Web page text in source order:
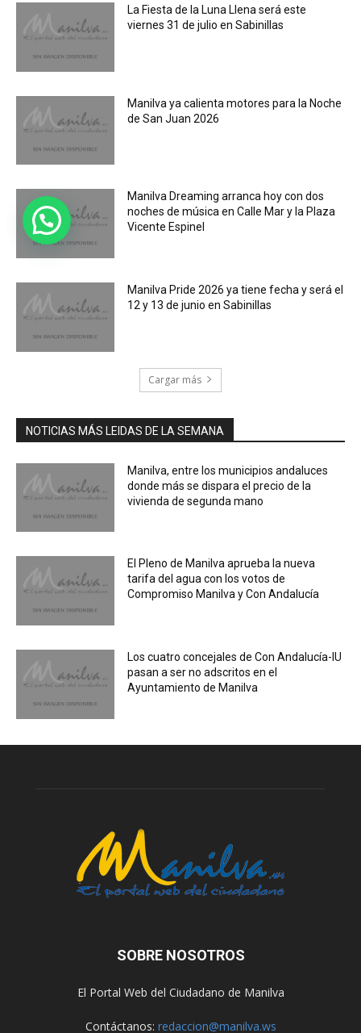
La Fiesta de la Luna Llena será este
viernes 31 de julio en Sabinillas
Manilva ya calienta motores para la Noche
de San Juan 2026
Manilva Dreaming arranca hoy con dos
noches de música en Calle Mar y la Plaza
Vicente Espinel
Manilva Pride 2026 ya tiene fecha y será el
12 y 13 de junio en Sabinillas
Cargar más
NOTICIAS MÁS LEIDAS DE LA SEMANA
Manilva, entre los municipios andaluces
donde más se dispara el precio de la
vivienda de segunda mano
El Pleno de Manilva aprueba la nueva
tarifa del agua con los votos de
Compromiso Manilva y Con Andalucía
Los cuatro concejales de Con Andalucía-IU
pasan a ser no adscritos en el
Ayuntamiento de Manilva
SOBRE NOSOTROS
El Portal Web del Ciudadano de Manilva
Contáctanos: redaccion@manilva.ws